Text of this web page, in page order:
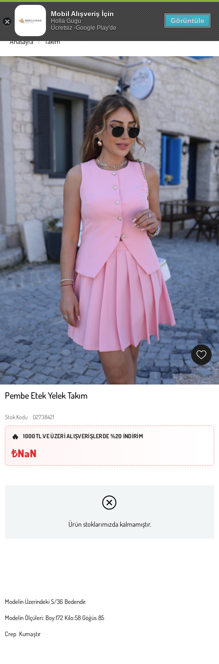
0
Anasayfa Takım
Pembe Etek Yelek Takım
Stok Kodu 02738421
1000TL VE ÜZERİ ALIŞVERİŞLERDE %20 İNDİRİM
₺NaN
Ürün stoklarımızda kalmamıştır.
Modelin Üzerindeki S/36 Bedendir.
Modelin Ölçüleri: Boy:172 Kilo:58 Göğüs 85
Crep Kumaştır
Mobil Alışveriş İçin
Holla Gugu
Ücretsiz -Google Play'de
Görüntüle